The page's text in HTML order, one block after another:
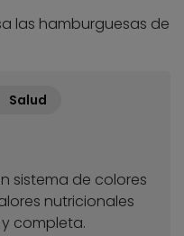
las hamburguesas de
Salud
sistema de colores
nutricionales
completa.